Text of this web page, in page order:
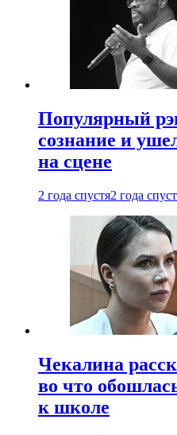
Популярный
сознание и
на сцене
2 года спустя2 года
Чекалина
во что
к школе